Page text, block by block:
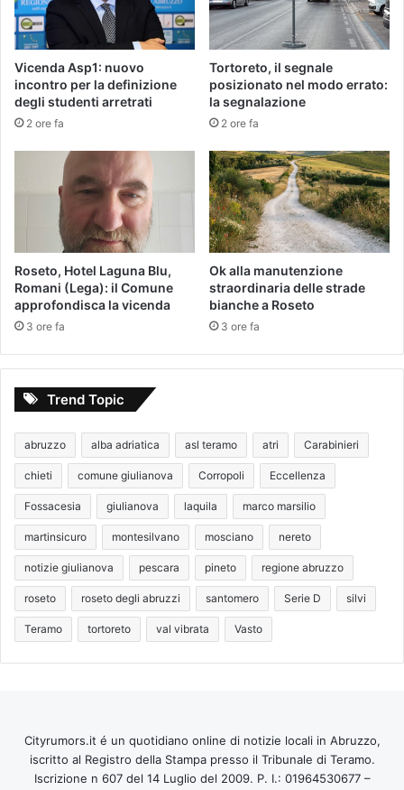
Vicenda Asp1: nuovo
incontro per la definizione
degli studenti arretrati
2 ore fa
Tortoreto, il segnale
posizionato nel modo errato:
la segnalazione
2 ore fa
Roseto, Hotel Laguna Blu,
Romani (Lega): il Comune
approfondisca la vicenda
3 ore fa
Ok alla manutenzione
straordinaria delle strade
bianche a Roseto
3 ore fa
Trend Topic
abruzzo alba adriatica asl teramo atri Carabinieri
chieti comune giulianova Corropoli Eccellenza
Fossacesia giulianova laquila marco marsilio
martinsicuro montesilvano mosciano nereto
notizie giulianova pescara pineto regione abruzzo
roseto roseto degli abruzzi santomero Serie D silvi
Teramo tortoreto val vibrata Vasto
Cityrumors.it é un quotidiano online di notizie locali in Abruzzo,
iscritto al Registro della Stampa presso il Tribunale di Teramo.
Iscrizione n 607 del 14 Luglio del 2009. P. I.: 01964530677 –